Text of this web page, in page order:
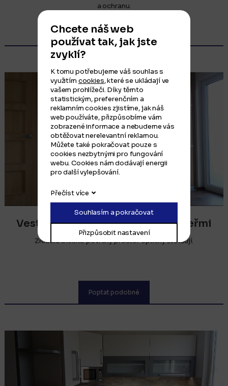
a ochranu.
Poptat podobné
Vestavěné skříně s posuvnými dveřmi
Zrcadla a lesklé povrchy prostor opticky zvětšují.
Poptat podobné
Chcete náš web
používat tak, jak jste
zvyklí?
K tomu potřebujeme váš souhlas s
využitím cookies, které se ukládají ve
vašem prohlížeči. Díky těmto
statistickým, preferenčním a
reklamním cookies zjistíme, jak náš
web používáte, přizpůsobíme vám
zobrazené informace a nebudeme vás
obtěžovat nerelevantní reklamou.
Můžete také pokračovat pouze s
cookies nezbytnými pro fungování
webu. Cookies nám dodávají energii
pro další vylepšování.
Přečíst více
Souhlasím a pokračovat
Přizpůsobit nastavení